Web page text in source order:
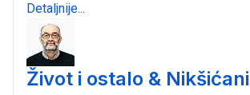
Detaljnije...
Život i ostalo & Nikšićani